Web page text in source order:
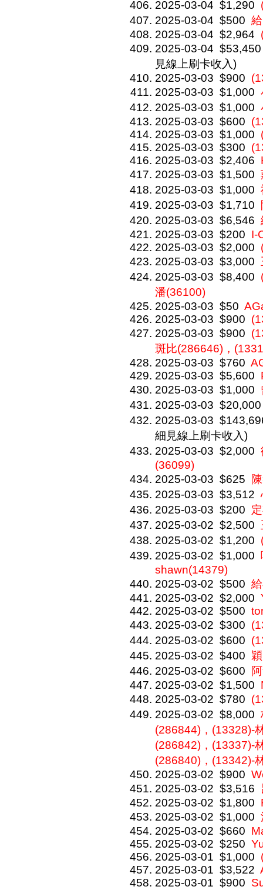
2025-03-04 $1,290
2025-03-04 $500
2025-03-04 $2,964
2025-03-04 $53,450
見線上刷卡收入)
2025-03-03 $900
2025-03-03 $1,000
2025-03-03 $1,000
2025-03-03 $600
2025-03-03 $1,000
2025-03-03 $300
2025-03-03 $2,406
2025-03-03 $1,500
2025-03-03 $1,000
2025-03-03 $1,710
2025-03-03 $6,546
2025-03-03 $200 I-
2025-03-03 $2,000
2025-03-03 $3,000
2025-03-03 $8,400
潘(36100)
2025-03-03 $50
2025-03-03 $900
2025-03-03 $900
斑比(286646)，
2025-03-03 $760
2025-03-03 $5,600
2025-03-03 $1,000
2025-03-03 $20,000
2025-03-03
細見線上刷卡收入)
2025-03-03 $2,000
(36099)
2025-03-03 $625
2025-03-03 $3,512
2025-03-03 $200
2025-03-02 $2,500
2025-03-02 $1,200
2025-03-02 $1,000
shawn(14379)
2025-03-02 $500
2025-03-02 $2,000
2025-03-02 $500
2025-03-02 $300
2025-03-02 $600
2025-03-02 $400 穎
2025-03-02 $600
2025-03-02 $1,500
2025-03-02 $780
2025-03-02 $8,000
(286844)，(13328)-
(286842)，(13337)-
(286840)，(13342)-
2025-03-02 $900
2025-03-02 $3,516
2025-03-02 $1,800
2025-03-02 $1,000
2025-03-02 $660
2025-03-02 $250
2025-03-01 $1,000
2025-03-01 $3,522
2025-03-01 $900